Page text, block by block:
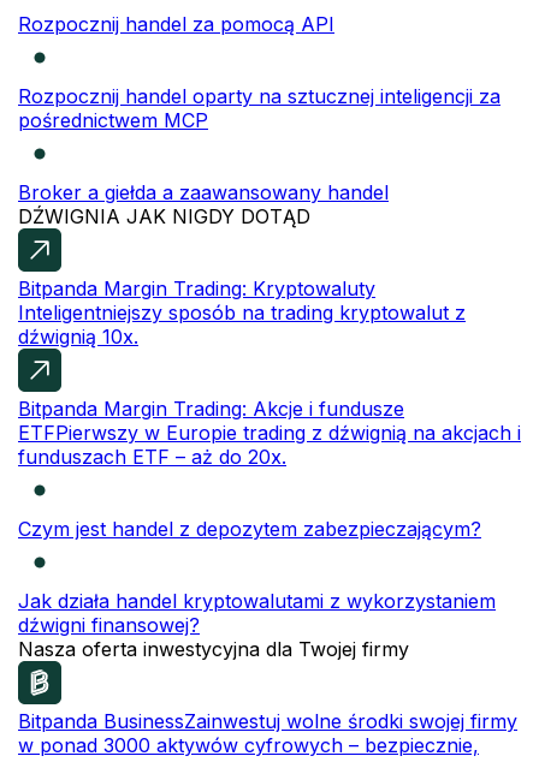
Rozpocznij handel za pomocą API
Rozpocznij handel oparty na sztucznej inteligencji za
pośrednictwem MCP
Broker a giełda a zaawansowany handel
DŹWIGNIA JAK NIGDY DOTĄD
Bitpanda Margin Trading: Kryptowaluty
Inteligentniejszy sposób na trading kryptowalut z
dźwignią 10x.
Bitpanda Margin Trading: Akcje i fundusze
ETFPierwszy w Europie trading z dźwignią na akcjach i
funduszach ETF – aż do 20x.
Czym jest handel z depozytem zabezpieczającym?
Jak działa handel kryptowalutami z wykorzystaniem
dźwigni finansowej?
Nasza oferta inwestycyjna dla Twojej firmy
Bitpanda BusinessZainwestuj wolne środki swojej firmy
w ponad 3000 aktywów cyfrowych – bezpiecznie,